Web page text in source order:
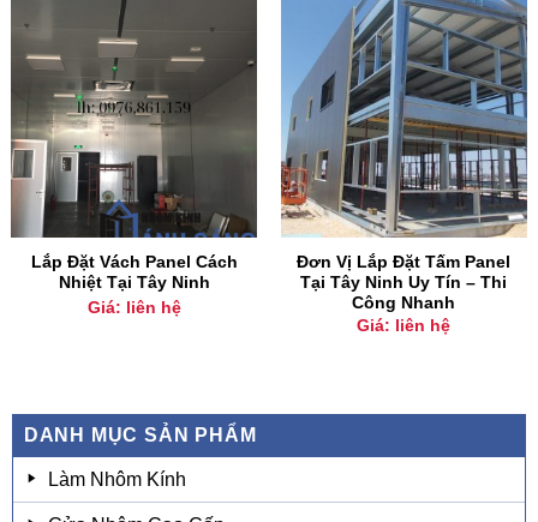
DANH MỤC SẢN PHẨM
Làm Nhôm Kính
Lắp Đặt Vách Panel Cách
Nhiệt Tại Tây Ninh
Giá: liên hệ
Đơn Vị Lắp Đặt Tấm Panel
Tại Tây Ninh Uy Tín – Thi
Công Nhanh
Giá: liên hệ